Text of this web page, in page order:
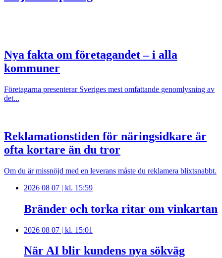
Nya fakta om företagandet – i alla
kommuner
Företagarna presenterar Sveriges mest omfattande genomlysning av
det...
Reklamationstiden för näringsidkare är
ofta kortare än du tror
Om du är missnöjd med en leverans måste du reklamera blixtsnabbt.
2026 08 07 | kl. 15:59
Bränder och torka ritar om vinkartan
2026 08 07 | kl. 15:01
När AI blir kundens nya sökväg